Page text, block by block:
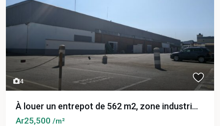
4
À louer un entrepot de 562 m2, zone industri...
Ar25,500 /m²